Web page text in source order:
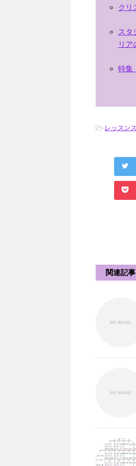
クリ
スタ
リア
特集
-レッスン
関連記事